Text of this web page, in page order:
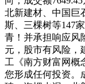
北新建材、中国巨
斯、三棵树等147
青！并承担响应风
元，股市有风险，
工《南方财富网概
您形成任何投资。